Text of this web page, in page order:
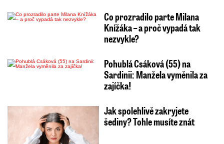
Co prozradilo parte Milana
Knížáka – a proč vypadá tak
nezvykle?
Pohublá Csáková (55) na
Sardinii: Manžela vyměnila za
zajíčka!
Jak spolehlivě zakryjete
šediny? Tohle musíte znát